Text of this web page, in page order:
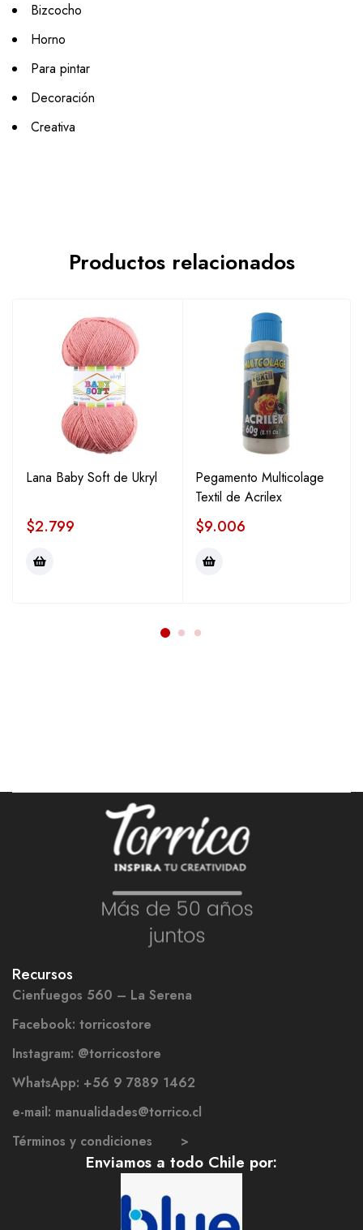
Bizcocho
Horno
Para pintar
Decoración
Creativa
Productos relacionados
Lana Baby Soft de Ukryl
$2.799
Pegamento Multicolage
Textil de Acrilex
$9.006
Recursos
Cienfuegos 560 – La Serena
Facebook: torricostore
Instagram: @torricostore
WhatsApp: +56 9 7889 1462
e-mail: manualidades@torrico.cl
Términos y condiciones >
Enviamos a todo Chile por: